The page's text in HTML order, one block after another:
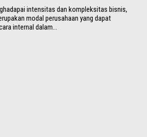
intensitas dan kompleksitas bisnis,
modal perusahaan yang dapat
internal dalam...